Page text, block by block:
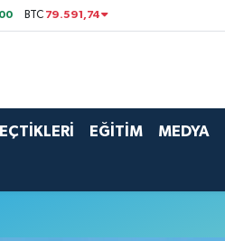
BTC 79.591,74
EĞİTİM MEDYA